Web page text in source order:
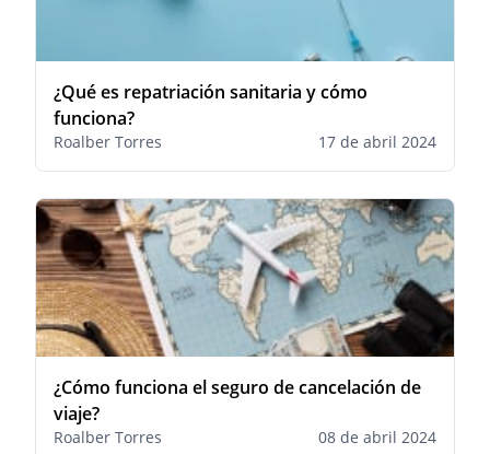
¿Qué es repatriación sanitaria y cómo
funciona?
Roalber Torres 17 de abril 2024
¿Cómo funciona el seguro de cancelación de
viaje?
Roalber Torres 08 de abril 2024